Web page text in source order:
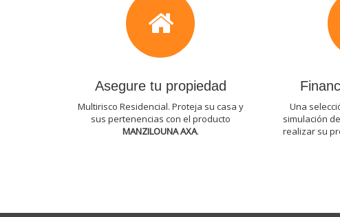
Asegure tu propiedad
Multirisco Residencial. Proteja su casa y
sus pertenencias con el producto
MANZILOUNA AXA.
Una
simulación
realizar su